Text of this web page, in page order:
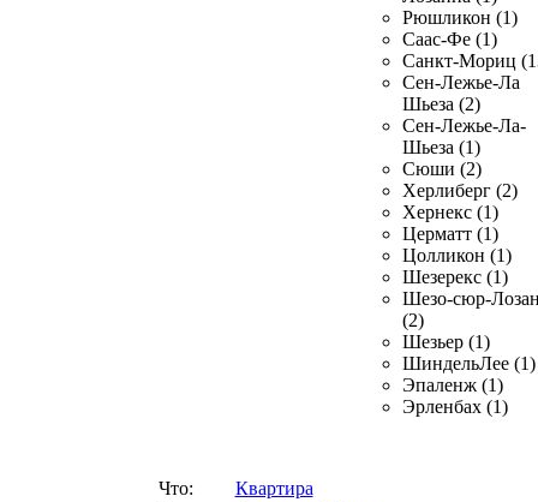
Рюшликон (1)
Саас-Фе (1)
Санкт-Мориц
Сен-Лежье-Ла
Шьеза (2)
Сен-Лежье-Ла-
Шьеза (1)
Сюши (2)
Херлиберг (2)
Хернекс (1)
Церматт (1)
Цолликон (1)
Шезерекс (1)
Шезо-сюр-
(2)
Шезьер (1)
ШиндельЛее (1)
Эпаленж (1)
Эрленбах (1)
Что:
Квартира